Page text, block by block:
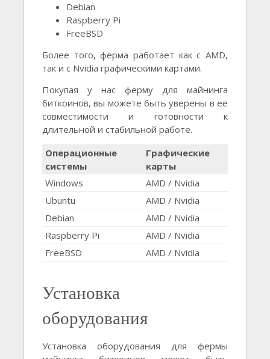
Debian
Raspberry Pi
FreeBSD
Более того, ферма работает как с AMD,
так и с Nvidia графическими картами.
Покупая у нас ферму для майнинга
биткоинов, вы можете быть уверены в ее
совместимости и готовности к
длительной и стабильной работе.
Операционные
системы
Графические
карты
Windows
AMD / Nvidia
Ubuntu
AMD / Nvidia
Debian
AMD / Nvidia
Raspberry Pi
AMD / Nvidia
FreeBSD
AMD / Nvidia
Установка
оборудования
Установка оборудования для фермы